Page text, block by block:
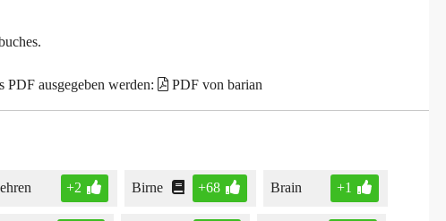
PDF ausgegeben werden: PDF von barian
+2 Birne +68 Brain +1